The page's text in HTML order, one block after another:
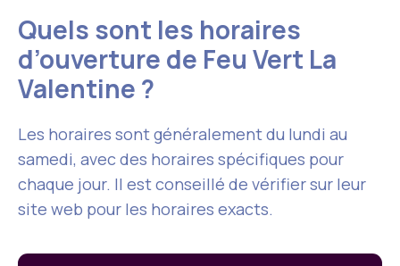
Quels sont les horaires
d’ouverture de Feu Vert La
Valentine ?
Les horaires sont généralement du lundi au
samedi, avec des horaires spécifiques pour
chaque jour. Il est conseillé de vérifier sur leur
site web pour les horaires exacts.